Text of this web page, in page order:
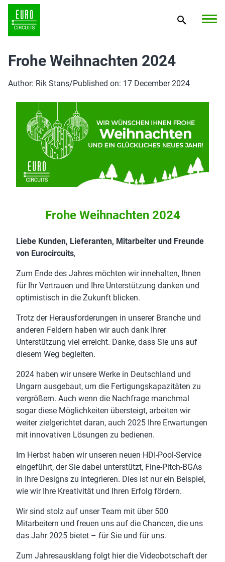
Frohe Weihnachten 2024
Author: Rik Stans/Published on: 17 December 2024
Frohe Weihnachten 2024
Liebe Kunden, Lieferanten, Mitarbeiter und Freunde
von Eurocircuits,
Zum Ende des Jahres möchten wir innehalten, Ihnen
für Ihr Vertrauen und Ihre Unterstützung danken und
optimistisch in die Zukunft blicken.
Trotz der Herausforderungen in unserer Branche und
anderen Feldern haben wir auch dank Ihrer
Unterstützung viel erreicht. Danke, dass Sie uns auf
diesem Weg begleiten.
2024 haben wir unsere Werke in Deutschland und
Ungarn ausgebaut, um die Fertigungskapazitäten zu
vergrößern. Auch wenn die Nachfrage manchmal
sogar diese Möglichkeiten übersteigt, arbeiten wir
weiter zielgerichtet daran, auch 2025 Ihre Erwartungen
mit innovativen Lösungen zu bedienen.
Im Herbst haben wir unseren neuen HDI-Pool-Service
eingeführt, der Sie dabei unterstützt, Fine-Pitch-BGAs
in Ihre Designs zu integrieren. Dies ist nur ein Beispiel,
wie wir Ihre Kreativität und Ihren Erfolg fördern.
Wir sind stolz auf unser Team mit über 500
Mitarbeitern und freuen uns auf die Chancen, die uns
das Jahr 2025 bietet – für Sie und für uns.
Zum Jahresausklang folgt hier die Videobotschaft der